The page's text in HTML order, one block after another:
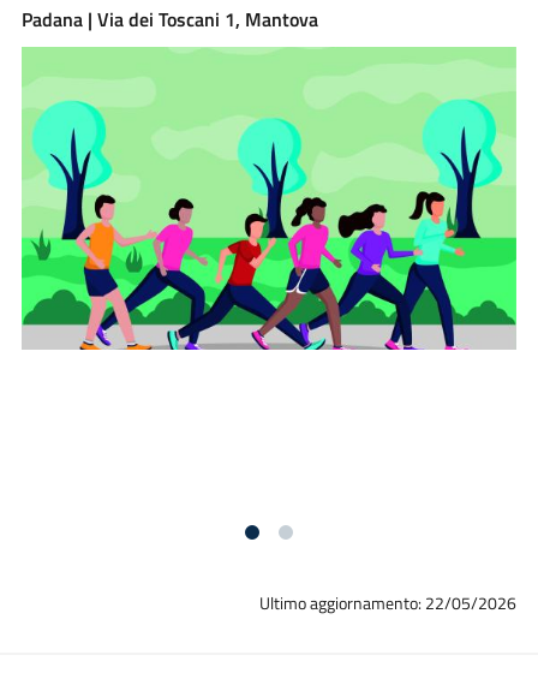
Padana | Via dei Toscani 1, Mantova
Ultimo aggiornamento: 22/05/2026